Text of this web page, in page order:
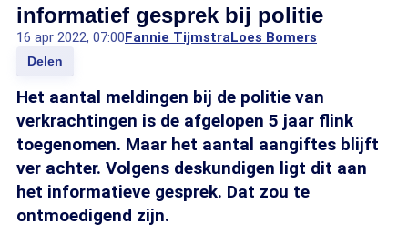
informatief gesprek bij politie
16 apr 2022, 07:00Fannie TijmstraLoes Bomers
Delen
Het aantal meldingen bij de politie van
verkrachtingen is de afgelopen 5 jaar flink
toegenomen. Maar het aantal aangiftes blijft
ver achter. Volgens deskundigen ligt dit aan
het informatieve gesprek. Dat zou te
ontmoedigend zijn.